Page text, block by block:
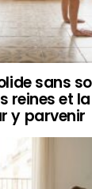
sans
reines et
y parvenir